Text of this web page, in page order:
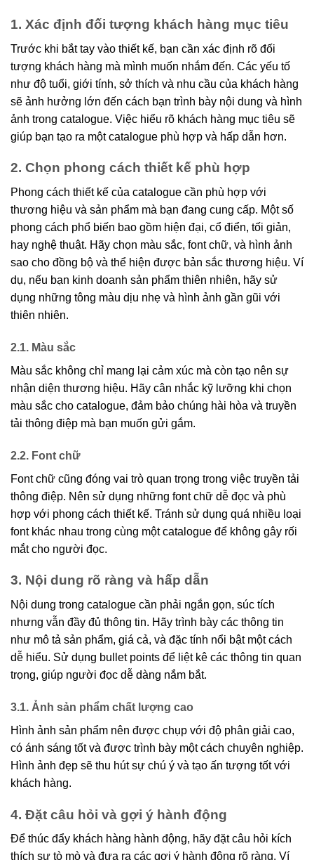
1. Xác định đối tượng khách hàng mục tiêu
Trước khi bắt tay vào thiết kế, bạn cần xác định rõ đối
tượng khách hàng mà mình muốn nhắm đến. Các yếu tố
như độ tuổi, giới tính, sở thích và nhu cầu của khách hàng
sẽ ảnh hưởng lớn đến cách bạn trình bày nội dung và hình
ảnh trong catalogue. Việc hiểu rõ khách hàng mục tiêu sẽ
giúp bạn tạo ra một catalogue phù hợp và hấp dẫn hơn.
2. Chọn phong cách thiết kế phù hợp
Phong cách thiết kế của catalogue cần phù hợp với
thương hiệu và sản phẩm mà bạn đang cung cấp. Một số
phong cách phổ biến bao gồm hiện đại, cổ điển, tối giản,
hay nghệ thuật. Hãy chọn màu sắc, font chữ, và hình ảnh
sao cho đồng bộ và thể hiện được bản sắc thương hiệu. Ví
dụ, nếu bạn kinh doanh sản phẩm thiên nhiên, hãy sử
dụng những tông màu dịu nhẹ và hình ảnh gần gũi với
thiên nhiên.
2.1. Màu sắc
Màu sắc không chỉ mang lại cảm xúc mà còn tạo nên sự
nhận diện thương hiệu. Hãy cân nhắc kỹ lưỡng khi chọn
màu sắc cho catalogue, đảm bảo chúng hài hòa và truyền
tải thông điệp mà bạn muốn gửi gắm.
2.2. Font chữ
Font chữ cũng đóng vai trò quan trọng trong việc truyền tải
thông điệp. Nên sử dụng những font chữ dễ đọc và phù
hợp với phong cách thiết kế. Tránh sử dụng quá nhiều loại
font khác nhau trong cùng một catalogue để không gây rối
mắt cho người đọc.
3. Nội dung rõ ràng và hấp dẫn
Nội dung trong catalogue cần phải ngắn gọn, súc tích
nhưng vẫn đầy đủ thông tin. Hãy trình bày các thông tin
như mô tả sản phẩm, giá cả, và đặc tính nổi bật một cách
dễ hiểu. Sử dụng bullet points để liệt kê các thông tin quan
trọng, giúp người đọc dễ dàng nắm bắt.
3.1. Ảnh sản phẩm chất lượng cao
Hình ảnh sản phẩm nên được chụp với độ phân giải cao,
có ánh sáng tốt và được trình bày một cách chuyên nghiệp.
Hình ảnh đẹp sẽ thu hút sự chú ý và tạo ấn tượng tốt với
khách hàng.
4. Đặt câu hỏi và gợi ý hành động
Để thúc đẩy khách hàng hành động, hãy đặt câu hỏi kích
thích sự tò mò và đưa ra các gợi ý hành động rõ ràng. Ví